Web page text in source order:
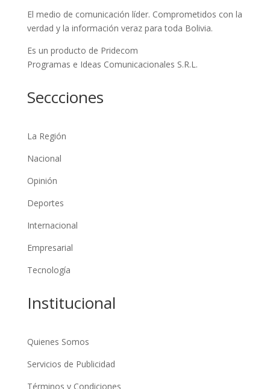
El medio de comunicación líder. Comprometidos con la
verdad y la información veraz para toda Bolivia.
Es un producto de Pridecom
Programas e Ideas Comunicacionales S.R.L.
Seccciones
La Región
Nacional
Opinión
Deportes
Internacional
Empresarial
Tecnología
Institucional
Quienes Somos
Servicios de Publicidad
Términos y Condiciones